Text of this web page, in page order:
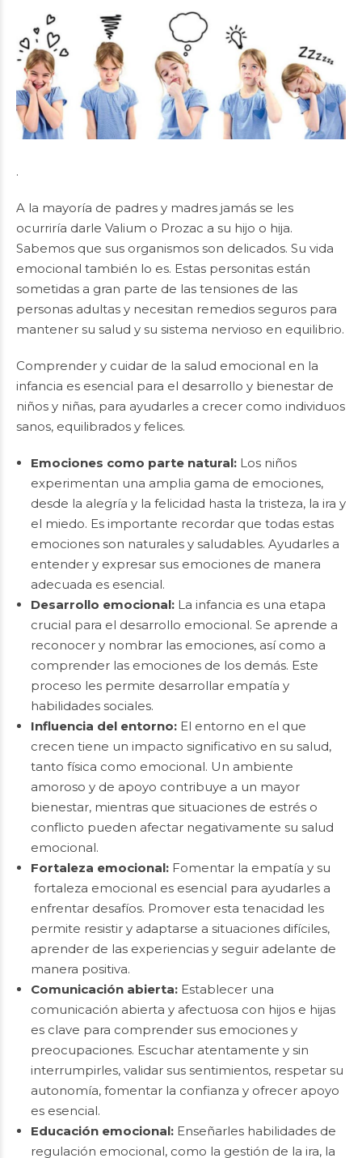
.
A la mayoría de padres y madres jamás se les
ocurriría darle Valium o Prozac a su hijo o hija.
Sabemos que sus organismos son delicados. Su vida
emocional también lo es. Estas personitas están
sometidas a gran parte de las tensiones de las
personas adultas y necesitan remedios seguros para
mantener su salud y su sistema nervioso en equilibrio.
Comprender y cuidar de la salud emocional en la
infancia es esencial para el desarrollo y bienestar de
niños y niñas, para ayudarles a crecer como individuos
sanos, equilibrados y felices.
Emociones como parte natural: Los niños
experimentan una amplia gama de emociones,
desde la alegría y la felicidad hasta la tristeza, la ira y
el miedo. Es importante recordar que todas estas
emociones son naturales y saludables. Ayudarles a
entender y expresar sus emociones de manera
adecuada es esencial.
Desarrollo emocional: La infancia es una etapa
crucial para el desarrollo emocional. Se aprende a
reconocer y nombrar las emociones, así como a
comprender las emociones de los demás. Este
proceso les permite desarrollar empatía y
habilidades sociales.
Influencia del entorno: El entorno en el que
crecen tiene un impacto significativo en su salud,
tanto física como emocional. Un ambiente
amoroso y de apoyo contribuye a un mayor
bienestar, mientras que situaciones de estrés o
conflicto pueden afectar negativamente su salud
emocional.
Fortaleza emocional: Fomentar la empatía y su
fortaleza emocional es esencial para ayudarles a
enfrentar desafíos. Promover esta tenacidad les
permite resistir y adaptarse a situaciones difíciles,
aprender de las experiencias y seguir adelante de
manera positiva.
Comunicación abierta: Establecer una
comunicación abierta y afectuosa con hijos e hijas
es clave para comprender sus emociones y
preocupaciones. Escuchar atentamente y sin
interrumpirles, validar sus sentimientos, respetar su
autonomía, fomentar la confianza y ofrecer apoyo
es esencial.
Educación emocional: Enseñarles habilidades de
regulación emocional, como la gestión de la ira, la